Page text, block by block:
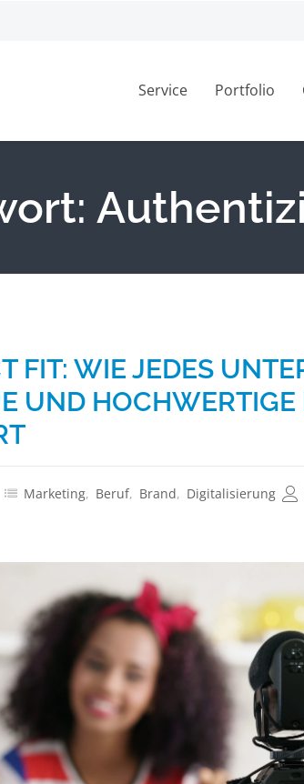
Service Portfolio
FIT: WIE JEDES
UND
Marketing, Beruf, Brand, Digitalisierung